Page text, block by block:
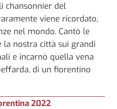
chansonnier del
viene ricordato,
nel mondo. Cantò le
la nostra città sui grandi
e incarnò quella vena
di un fiorentino
2022